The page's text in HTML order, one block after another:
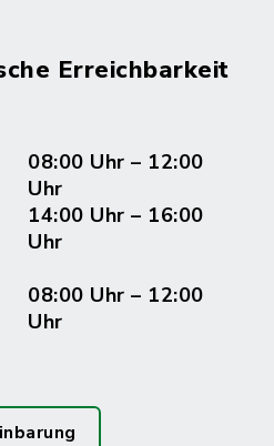
Erreichbarkeit
08:00 Uhr – 12:00
Uhr
14:00 Uhr – 16:00
Uhr
08:00 Uhr – 12:00
Uhr